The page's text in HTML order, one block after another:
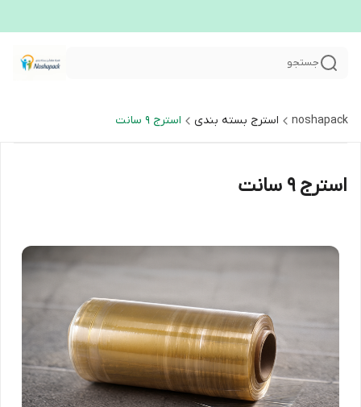
جستجو
noshapack استرج بسته بندی استرج ۹ سانت
استرج ۹ سانت